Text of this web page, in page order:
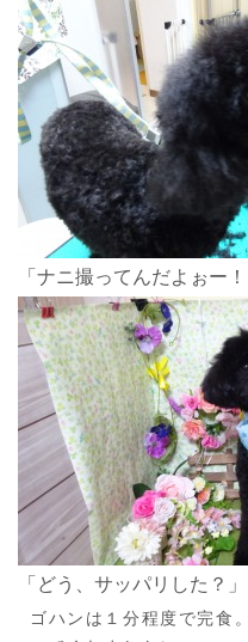
「ナニ撮ってんだよぉー！
「どう、サッパリした？」
ゴハンは１分程度で完食